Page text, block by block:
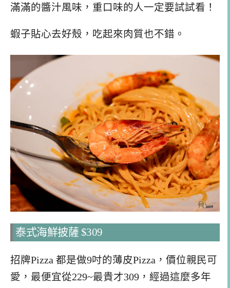
滿滿的醬汁風味，重口味的人一定要試試看！
蝦子貼心去好殼，吃起來肉質也不錯。
泰式海鮮披薩 $309
招牌Pizza 都是做9吋的薄皮Pizza，價位親民可
愛，最便宜從229~最貴才309，經過這麼多年